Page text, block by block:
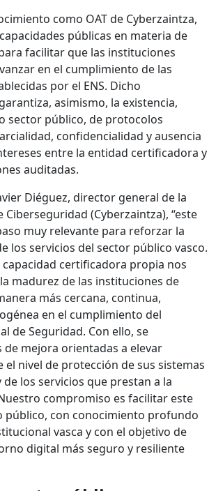
como OAT de Cyberzaintza,
públicas en materia de
facilitar que las instituciones
en el cumplimiento de las
por el ENS. Dicho
asimismo, la existencia,
sector público, de protocolos
confidencialidad y ausencia
entre la entidad certificadora y
auditadas.
Diéguez, director general de la
Ciberseguridad (Cyberzaintza), “este
muy relevante para reforzar la
los servicios del sector público vasco.
certificadora propia nos
madurez de las instituciones de
más cercana, continua,
en el cumplimiento del
de Seguridad. Con ello, se
de mejora orientadas a elevar
nivel de protección de sus sistemas
los servicios que prestan a la
compromiso es facilitar este
público, con conocimiento profundo
vasca y con el objetivo de
digital más seguro y resiliente